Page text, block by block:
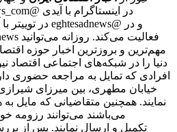
مهم‌ترین و بروزترین اخبار حوزه
دنیا را در شبکه‌های اجتماعی اقتصاد
افرادی که تمایل به مراجعه حضوری
نمایند. همچنین متقاضیانی که مایل به
می‌باشند می‌توانند رزومه